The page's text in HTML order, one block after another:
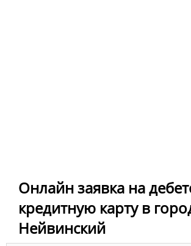
Онлайн заявка на
кредитную карту в
Нейвинский